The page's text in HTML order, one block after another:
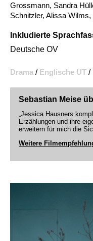
Grossmann, Sandra
Schnitzler, Alissa Wilms,
Inkludierte
Deutsche OV
Drama / Englische UT /
Sebastian Meise
„Jessica Hausners
Erzählungen und ihre
erweitern für mich die
Weitere